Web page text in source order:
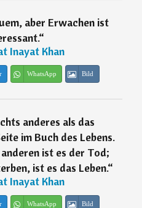
aber Erwachen ist
“
Inayat Khan
WhatsApp Bild
anderes als das
im Buch des Lebens.
ist es der Tod;
ist es das Leben.“
Inayat Khan
WhatsApp Bild